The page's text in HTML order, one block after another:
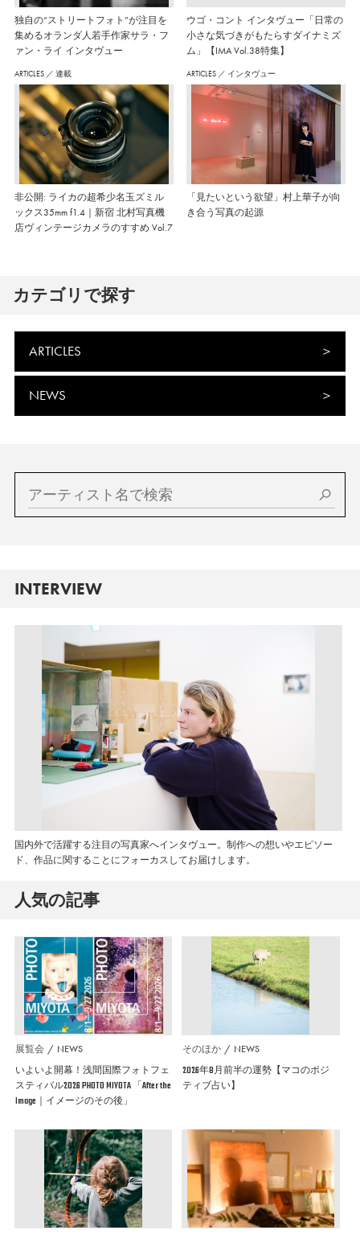
独自の“ストリートフォト”が注目を
集めるオランダ人若手作家サラ・フ
ァン・ライ インタヴュー
ウゴ・コント インタヴュー「日常の
小さな気づきがもたらすダイナミズ
ム」【IMA Vol.38特集】
ARTICLES ／ 連載
非公開: ライカの超希少名玉ズミル
ックス35mm f1.4｜新宿 北村写真機
店ヴィンテージカメラのすすめ Vol.7
ARTICLES ／ インタヴュー
「見たいという欲望」村上華子が向
き合う写真の起源
カテゴリで探す
ARTICLES
NEWS
INTERVIEW
国内外で活躍する注目の写真家へインタヴュー。制作への想いやエピソー
ド、作品に関することにフォーカスしてお届けします。
人気の記事
展覧会 NEWS
いよいよ開幕！浅間国際フォトフェ
スティバル2026 PHOTO MIYOTA 「After the
Image｜イメージのその後」
そのほか NEWS
2026年8月前半の運勢【マコのポジ
ティブ占い】